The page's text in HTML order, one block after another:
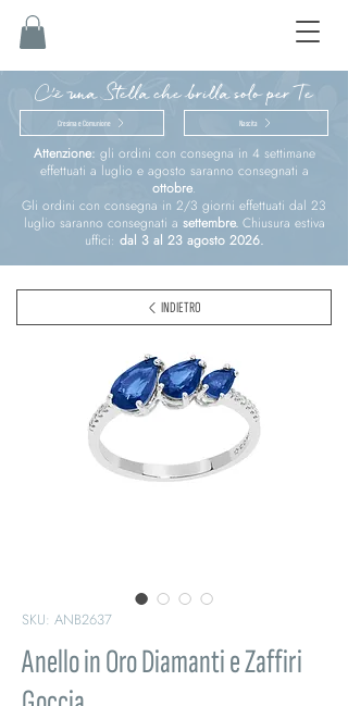
C'è una Stella che brilla solo per Te
Cresima e Comunione Nascita
Attenzione: gli ordini con consegna in 4 settimane
effettuati a luglio e agosto saranno consegnati a
ottobre.
Gli ordini con consegna in 2/3 giorni effettuati dal 23
luglio saranno consegnati a settembre.Chiusura estiva
uffici: dal 3 al 23 agosto 2026.
SKU: ANB2637
Anello in Oro Diamanti e Zaffiri
INDIETRO